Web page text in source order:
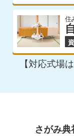
住
【対応式場は
さがみ